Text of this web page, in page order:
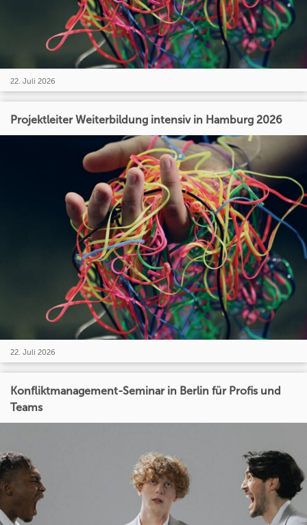
22. Juli 2026
Projektleiter Weiterbildung intensiv in Hamburg 2026
22. Juli 2026
Konfliktmanagement-Seminar in Berlin für Profis und
Teams